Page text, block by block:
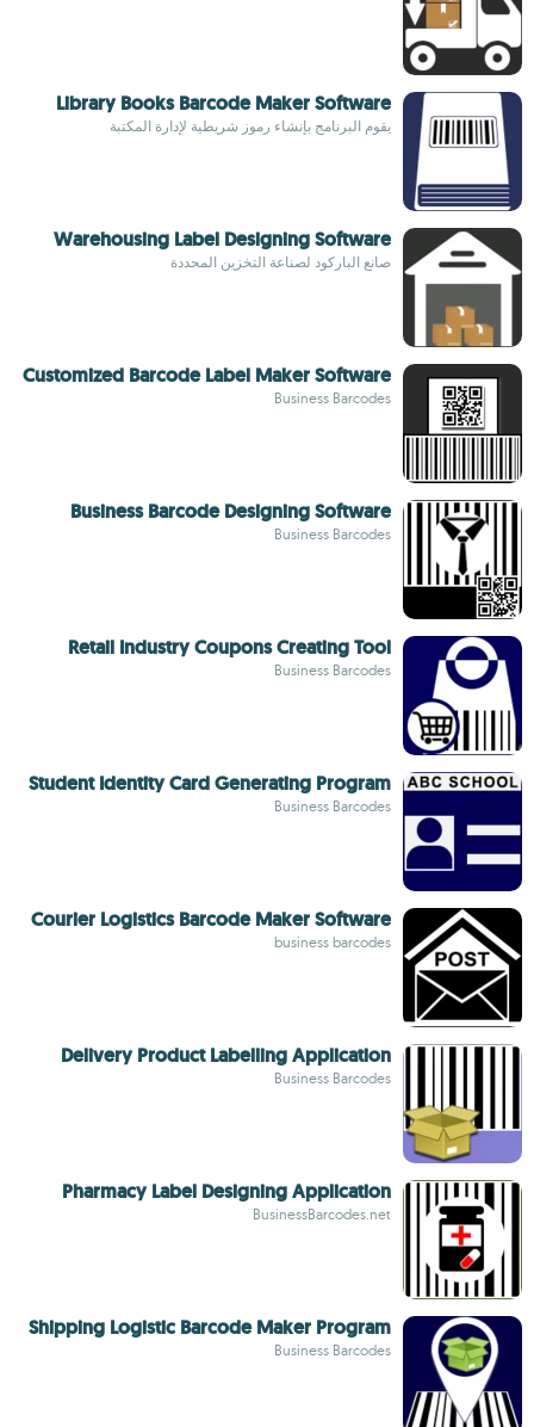
Library Books Barcode Maker Software
يقوم البرنامج بإنشاء رموز شريطية لإدارة المكتبة
Warehousing Label Designing Software
صانع الباركود لصناعة التخزين المحددة
Customized Barcode Label Maker Software
Business Barcodes
Business Barcode Designing Software
Business Barcodes
Retail Industry Coupons Creating Tool
Business Barcodes
Student Identity Card Generating Program
Business Barcodes
Courier Logistics Barcode Maker Software
business barcodes
Delivery Product Labelling Application
Business Barcodes
Pharmacy Label Designing Application
BusinessBarcodes.net
Shipping Logistic Barcode Maker Program
Business Barcodes